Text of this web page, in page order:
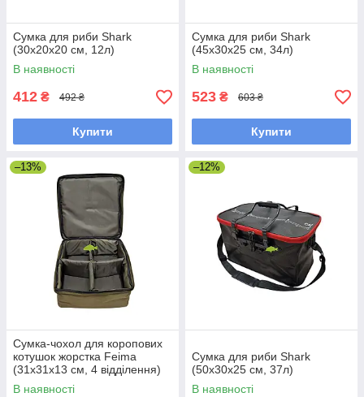
Сумка для риби Shark
(30х20х20 см, 12л)
В наявності
412 ₴ 492 ₴
Купити
Сумка для риби Shark
(45х30х25 см, 34л)
В наявності
523 ₴ 603 ₴
Купити
–13%
Сумка-чохол для коропових
котушок жорстка Feima
(31х31х13 см, 4 відділення)
(GP-1277)
В наявності
–12%
Сумка для риби Shark
(50х30х25 см, 37л)
В наявності